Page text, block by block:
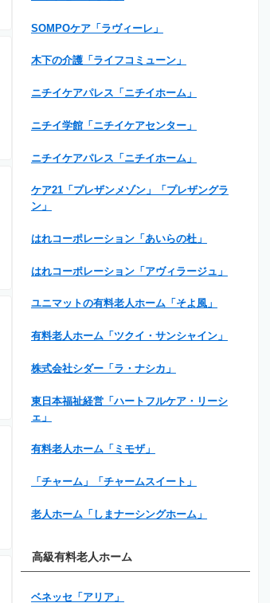
SOMPOケア「ラヴィーレ」
木下の介護「ライフコミューン」
ニチイケアパレス「ニチイホーム」
ニチイ学館「ニチイケアセンター」
ニチイケアパレス「ニチイホーム」
ケア21「プレザンメゾン」「プレザングラ
ン」
はれコーポレーション「あいらの杜」
はれコーポレーション「アヴィラージュ」
ユニマットの有料老人ホーム「そよ風」
有料老人ホーム「ツクイ・サンシャイン」
株式会社シダー「ラ・ナシカ」
東日本福祉経営「ハートフルケア・リーシ
ェ」
有料老人ホーム「ミモザ」
「チャーム」「チャームスイート」
老人ホーム「しまナーシングホーム」
高級有料老人ホーム
ベネッセ「アリア」